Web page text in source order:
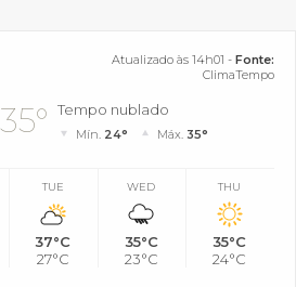
Atualizado às 14h01 - Fonte:
ClimaTempo
35° Tempo nublado
Mín. 24° Máx. 35°
TUE
37°C
27°C
WED
35°C
23°C
THU
35°C
24°C